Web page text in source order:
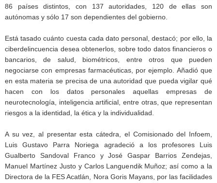
86 países distintos, con 137 autoridades, 120 de ellas son
autónomas y sólo 17 son dependientes del gobierno.
Está tasado cuánto cuesta cada dato personal, destacó; por ello, la
ciberdelincuencia desea obtenerlos, sobre todo datos financieros o
bancarios, de salud, biométricos, entre otros que pueden
negociarse con empresas farmacéuticas, por ejemplo. Añadió que
en esta materia se precisa de una autoridad que pueda vigilar qué
hacen con los datos personales aquellas empresas de
neurotecnología, inteligencia artificial, entre otras, que representan
riesgos a la identidad, la ética y la individualidad.
A su vez, al presentar esta cátedra, el Comisionado del Infoem,
Luis Gustavo Parra Noriega agradeció a los profesores Luis
Gualberto Sandoval Franco y José Gaspar Barrios Zendejas,
Manuel Martínez Justo y Carlos Languendik Muñoz; así como a la
Directora de la FES Acatlán, Nora Goris Mayans, por las facilidades